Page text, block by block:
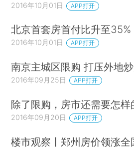
2016年10月01日 APP打开
北京首套房首付比升至
2016年10月01日 APP打开
南京主城区限购 打压外地
2016年09月25日 APP打开
除了限购，房市还需要怎样
2016年09月20日 APP打开
楼市观察丨郑州房价领涨全